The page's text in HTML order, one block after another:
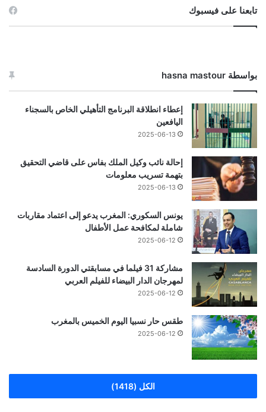
تابعنا على فيسبوك
بواسطة hasna mastour
إعطاء انطلاقة البرنامج التأهيلي الخاص بالسجناء
اليافعين
2025-06-13
إحالة نائب وكيل الملك بفاس على قاضي التحقيق
بتهمة تسريب معلومات
2025-06-13
يونس السكوري: المغرب يدعو إلى اعتماد مقاربات
شاملة لمكافحة عمل الأطفال
2025-06-12
مشاركة 31 فيلما في مسابقتي الدورة السادسة
لمهرجان الدار البيضاء للفيلم العربي
2025-06-12
طقس حار نسبيا اليوم الخميس بالمغرب
2025-06-12
الكل (1418)